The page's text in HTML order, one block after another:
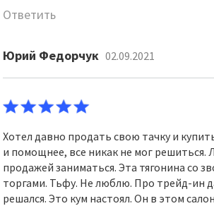
Ответить
Юрий Федорчук 02.09.2021
Хотел давно продать свою тачку и
и помощнее, все никак не мог решиться.
продажей заниматься. Эта тягонина со
торгами. Тьфу. Не люблю. Про трейд-ин
решался. Это кум настоял. Он в этом